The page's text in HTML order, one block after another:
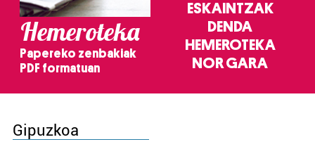
Hemeroteka
Papereko zenbakiak
PDF formatuan
ESKAINTZAK
DENDA
HEMEROTEKA
NOR GARA
Gipuzkoa